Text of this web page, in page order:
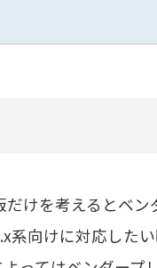
けを考えるとベン
系向けに対応した